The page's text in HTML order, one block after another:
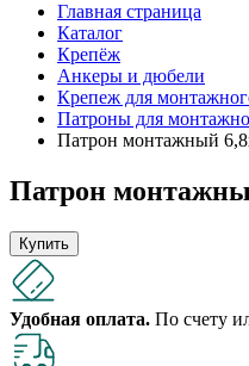
Главная страница
Каталог
Крепёж
Анкеры и дюбели
Крепеж для
Патроны для
Патрон монтажный
Патрон
Купить
Удобная оплата. По счету